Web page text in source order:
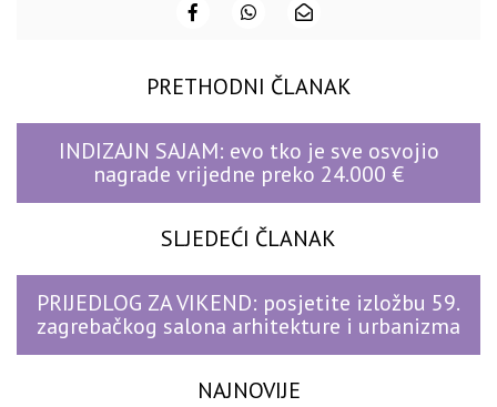
PRETHODNI ČLANAK
INDIZAJN SAJAM: evo tko je sve osvojio
nagrade vrijedne preko 24.000 €
SLJEDEĆI ČLANAK
PRIJEDLOG ZA VIKEND: posjetite izložbu 59.
zagrebačkog salona arhitekture i urbanizma
NAJNOVIJE